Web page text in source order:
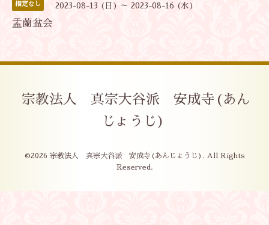
指定なし 2023-08-13 (日) ～ 2023-08-16 (水)
盂蘭盆会
宗教法人 真宗大谷派 安成寺(あん
じょうじ)
©2026 宗教法人 真宗大谷派 安成寺(あんじょうじ) . All Rights
Reserved.